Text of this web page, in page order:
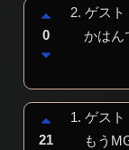
2.ゲスト
かはん
0
1.ゲスト
もう
21